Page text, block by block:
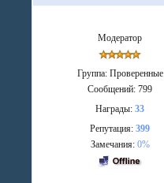
Модератор
Группа: Проверенные
Сообщений:799
Награды:33
Репутация:399
Замечания: 0%